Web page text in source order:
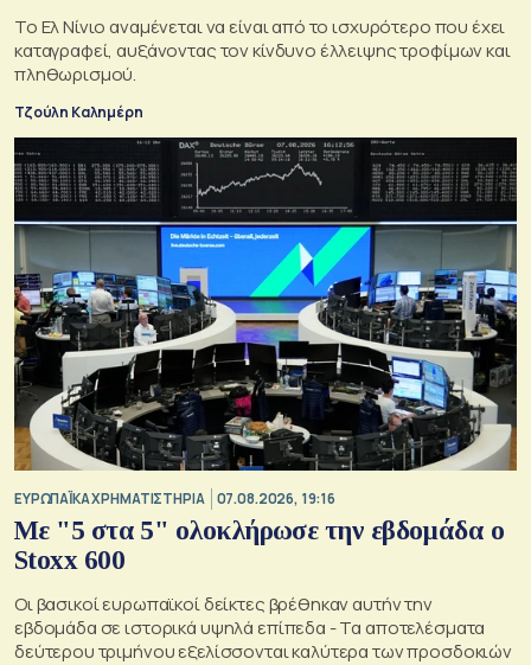
Το Ελ Νίνιο αναμένεται να είναι από το ισχυρότερο που έχει
καταγραφεί, αυξάνοντας τον κίνδυνο έλλειψης τροφίμων και
πληθωρισμού.
Τζούλη Καλημέρη
ΕΥΡΩΠΑΪΚΑ ΧΡΗΜΑΤΙΣΤΗΡΙΑ 07.08.2026, 19:16
Με "5 στα 5" ολοκλήρωσε την εβδομάδα ο
Stoxx 600
Οι βασικοί ευρωπαϊκοί δείκτες βρέθηκαν αυτήν την
εβδομάδα σε ιστορικά υψηλά επίπεδα - Τα αποτελέσματα
δεύτερου τριμήνου εξελίσσονται καλύτερα των προσδοκιών